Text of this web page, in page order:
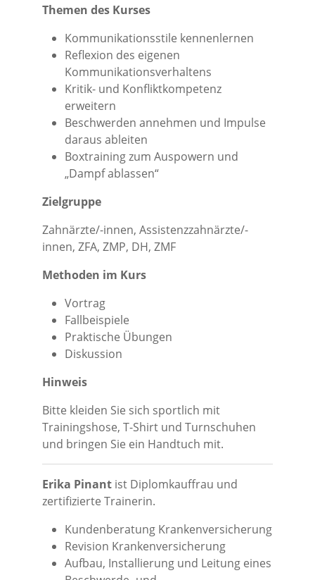
Themen des Kurses
Kommunikationsstile kennenlernen
Reflexion des eigenen
Kommunikationsverhaltens
Kritik- und Konfliktkompetenz
erweitern
Beschwerden annehmen und Impulse
daraus ableiten
Boxtraining zum Auspowern und
„Dampf ablassen“
Zielgruppe
Zahnärzte/-innen, Assistenzzahnärzte/-
innen, ZFA, ZMP, DH, ZMF
Methoden im Kurs
Vortrag
Fallbeispiele
Praktische Übungen
Diskussion
Hinweis
Bitte kleiden Sie sich sportlich mit
Trainingshose, T-Shirt und Turnschuhen
und bringen Sie ein Handtuch mit.
Erika Pinant ist Diplomkauffrau und
zertifizierte Trainerin.
Kundenberatung Krankenversicherung
Revision Krankenversicherung
Aufbau, Installierung und Leitung eines